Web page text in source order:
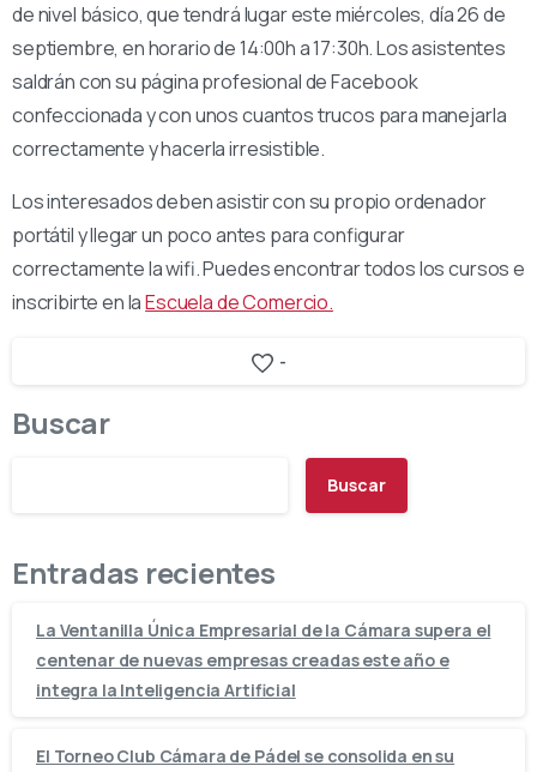
de nivel básico, que tendrá lugar este miércoles, día 26 de
septiembre, en horario de 14:00h a 17:30h. Los asistentes
saldrán con su página profesional de Facebook
confeccionada y con unos cuantos trucos para manejarla
correctamente y hacerla irresistible.
Los interesados deben asistir con su propio ordenador
portátil y llegar un poco antes para configurar
correctamente la wifi. Puedes encontrar todos los cursos e
inscribirte en laEscuela de Comercio.
-
Buscar
Buscar
Entradas recientes
La Ventanilla Única Empresarial de la Cámara supera el
centenar de nuevas empresas creadas este año e
integra la Inteligencia Artificial
El Torneo Club Cámara de Pádel se consolida en su